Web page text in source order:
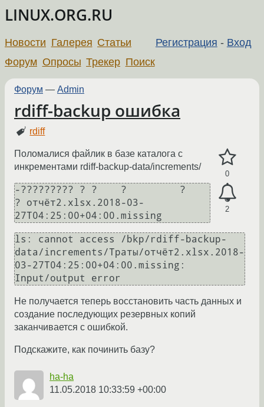
LINUX.ORG.RU
Регистрация - Вход
Новости Галерея Статьи
Форум Опросы Трекер Поиск
Форум — Admin
rdiff-backup ошибка
rdiff
0
2
Поломалися файлик в базе каталога с
инкрементами rdiff-backup-data/increments/
-????????? ? ?    ?         ?
? отчёт2.xlsx.2018-03-
ls: cannot access /bkp/rdiff-backup-
data/increments/Траты/отчёт2.xlsx.2018-
03-27T04:25:00+04:00.missing:
Не получается теперь восстановить часть данных и
создание последующих резервных копий
заканчивается с ошибкой.
Подскажите, как починить базу?
ha-ha
11.05.2018 10:33:59 +00:00